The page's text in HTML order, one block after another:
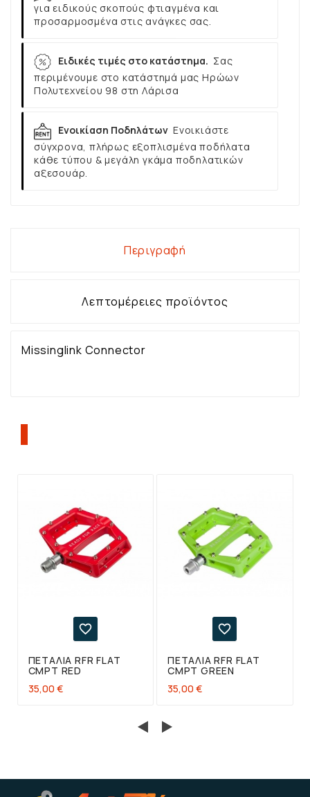
για ειδικούς σκοπούς φτιαγμένα και
προσαρμοσμένα στις ανάγκες σας.
Ειδικές τιμές στο κατάστημα. Σας
περιμένουμε στο κατάστημά μας Ηρώων
Πολυτεχνείου 98 στη Λάρισα
Ενοικίαση Ποδηλάτων Ενοικιάστε
σύγχρονα, πλήρως εξοπλισμένα ποδήλατα
κάθε τύπου & μεγάλη γκάμα ποδηλατικών
αξεσουάρ.
Περιγραφή
Λεπτομέρειες προϊόντος
Missinglink Connector

ΠΕΤΆΛΙΑ RFR FLAT
CMPT RED
35,00 €

ΠΕΤΆΛΙΑ RFR FLAT
CMPT GREEN
35,00 €